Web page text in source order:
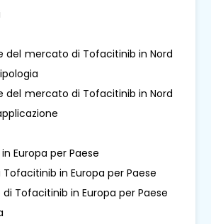
del mercato di Tofacitinib in Nord
del mercato di Tofacitinib in Nord
Europa per Paese
Tofacitinib in Europa per Paese
di Tofacitinib in Europa per Paese